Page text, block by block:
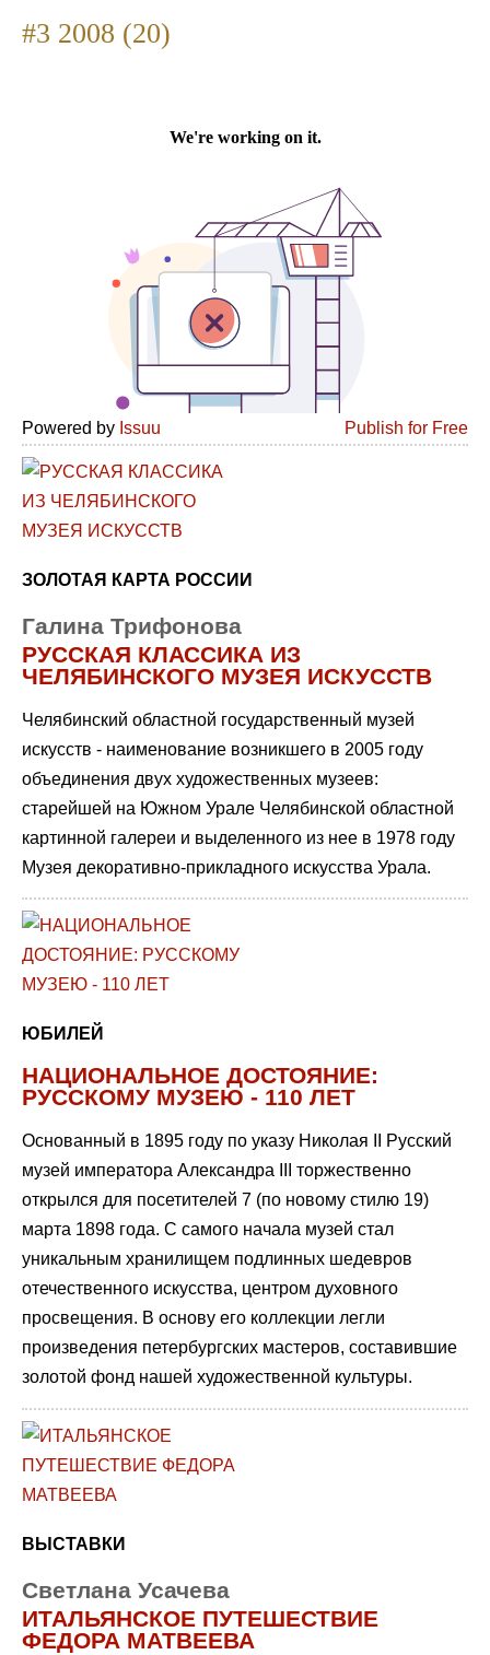
#3 2008 (20)
Powered by Issuu Publish for Free
ЗОЛОТАЯ КАРТА РОССИИ
Галина Трифонова
РУССКАЯ КЛАССИКА ИЗ
ЧЕЛЯБИНСКОГО МУЗЕЯ ИСКУССТВ
Челябинский областной государственный музей
искусств - наименование возникшего в 2005 году
объединения двух художественных музеев:
старейшей на Южном Урале Челябинской областной
картинной галереи и выделенного из нее в 1978 году
Музея декоративно-прикладного искусства Урала.
ЮБИЛЕЙ
НАЦИОНАЛЬНОЕ ДОСТОЯНИЕ:
РУССКОМУ МУЗЕЮ - 110 ЛЕТ
Основанный в 1895 году по указу Николая II Русский
музей императора Александра III торжественно
открылся для посетителей 7 (по новому стилю 19)
марта 1898 года. С самого начала музей стал
уникальным хранилищем подлинных шедевров
отечественного искусства, центром духовного
просвещения. В основу его коллекции легли
произведения петербургских мастеров, составившие
золотой фонд нашей художественной культуры.
ВЫСТАВКИ
Светлана Усачева
ИТАЛЬЯНСКОЕ ПУТЕШЕСТВИЕ
ФЕДОРА МАТВЕЕВА